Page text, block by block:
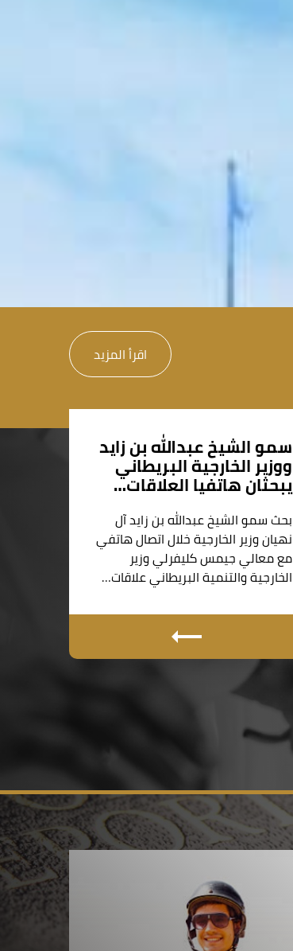
اقرأ المزيد
سمو الشيخ عبدالله بن زايد
ووزير الخارجية البريطاني
يبحثان هاتفيا العلاقات…
بحث سمو الشيخ عبدالله بن زايد آل
نهيان وزير الخارجية خلال اتصال هاتفي
مع معالي جيمس كليفرلي وزير
الخارجية والتنمية البريطاني علاقات…